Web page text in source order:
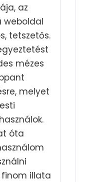
az
weboldal
tetszetős.
mézes
melyet
óta
illata